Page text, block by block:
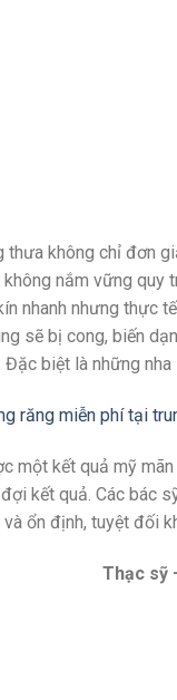
thưa không chỉ đơn
không nắm vững
nhanh nhưng thực
sẽ bị cong, biến
Đặc biệt là những
răng miễn phí tại
một kết quả mỹ
kết quả. Các bác
ổn định, tuyệt đối
Thạc sỹ